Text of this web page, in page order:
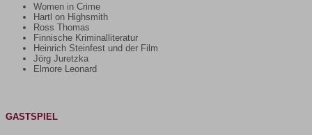
Women in Crime
Hartl on Highsmith
Ross Thomas
Finnische Kriminalliteratur
Heinrich Steinfest und der Film
Jörg Juretzka
Elmore Leonard
GASTSPIEL